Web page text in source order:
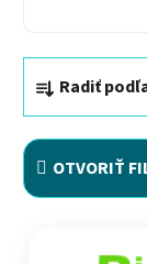
Radiť
OTVORIŤ